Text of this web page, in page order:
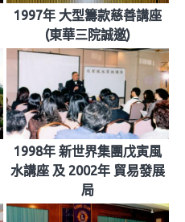
1997年 大型籌款慈善講座
(東華三院誠邀)
1998年 新世界集團戊寅風
水講座 及 2002年 貿易發展
局